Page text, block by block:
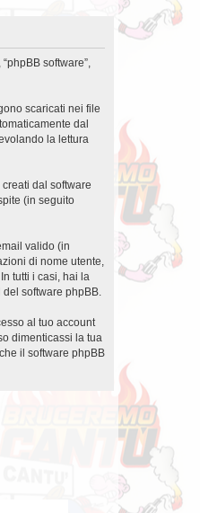
software”,
scaricati nei file
dal
la lettura
dal software
(in seguito
valido (in
di nome utente,
tutti i casi, hai la
software phpBB.
al tuo account
dimenticassi la tua
il software phpBB